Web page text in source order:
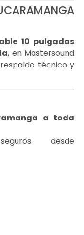
10 pulgadas
, en Mastersound
técnico y
a toda
desde